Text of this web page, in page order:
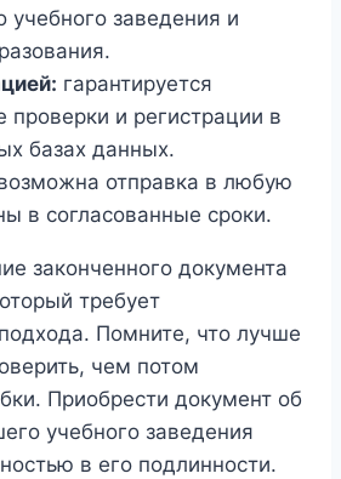
учебного заведения и
гарантируется
проверки и регистрации в
базах данных.
отправка в любую
в согласованные сроки.
законченного документа
требует
Помните, что лучше
чем потом
Приобрести документ об
учебного заведения
в его подлинности.